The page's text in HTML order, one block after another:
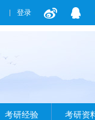
登录
考研经验 考研资